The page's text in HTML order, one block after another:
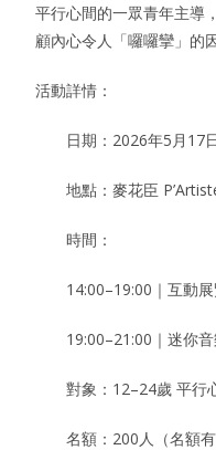
平行心間的一眾青年主導
顧內心令人「囉囉攣」的
活動詳情：
日期：2026年5月17日
地點：麥花臣
時間：
14:00–19:00｜互動展
19:00–21:00｜迷你音
對象：12–24歲 平行
名額：200人（名額有